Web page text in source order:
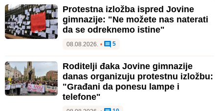
Protestna izložba ispred Jovine
gimnazije: "Ne možete nas naterati
da se odreknemo istine"
08.08.2026. • 5
Roditelji đaka Jovine gimnazije
danas organizuju protestnu izložbu:
"Građani da ponesu lampe i
telefone"